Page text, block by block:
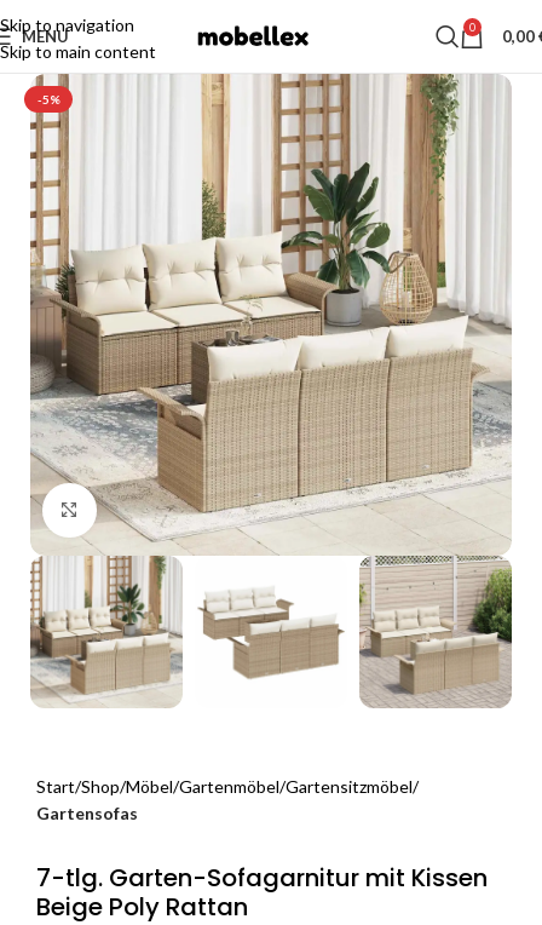
Skip to navigation
Skip to main content
MENU 0 0,00
-5%
Click to enlarge
Start Shop Möbel Gartenmöbel Gartensitzmöbel
Gartensofas
7-tlg. Garten-Sofagarnitur mit Kissen
Beige Poly Rattan